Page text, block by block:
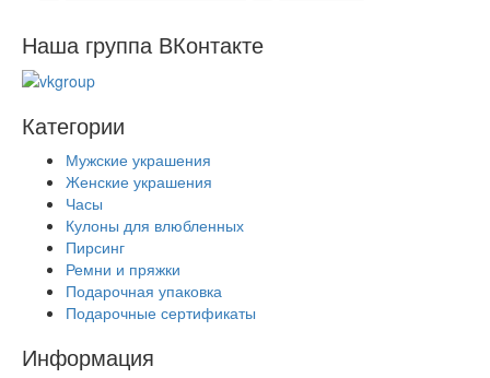
Наша группа ВКонтакте
Категории
Мужские украшения
Женские украшения
Часы
Кулоны для влюбленных
Пирсинг
Ремни и пряжки
Подарочная упаковка
Подарочные сертификаты
Информация